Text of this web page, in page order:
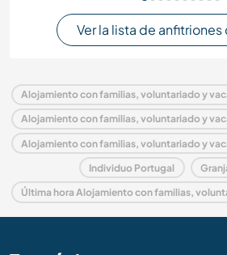
Ver la lista de
Individuo Portugal